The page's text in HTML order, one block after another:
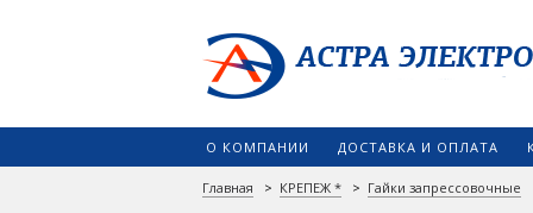
О КОМПАНИИ ДОСТАВКА И ОПЛАТА
Главная > КРЕПЕЖ * > Гайки запрессовочные